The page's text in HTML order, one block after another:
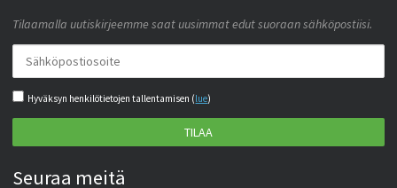
Tilaamalla uutiskirjeemme saat uusimmat edut suoraan sähköpostiisi.
Hyväksyn henkilötietojen tallentamisen (lue)
TILAA
Seuraa meitä